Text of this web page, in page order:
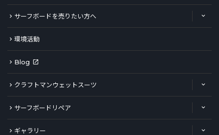
サーフボードを売りたい方へ
環境活動
Blog
クラフトマンウェットスーツ
サーフボードリペア
ギャラリー